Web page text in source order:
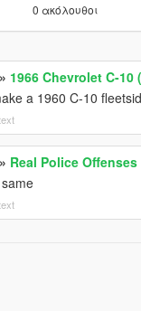
0 ακόλουθοι
1966 Chevrolet C-10
a 1960 C-10
Real Police Offenses
same